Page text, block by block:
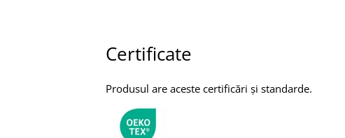
Certificate
Produsul are aceste certificări și standarde.